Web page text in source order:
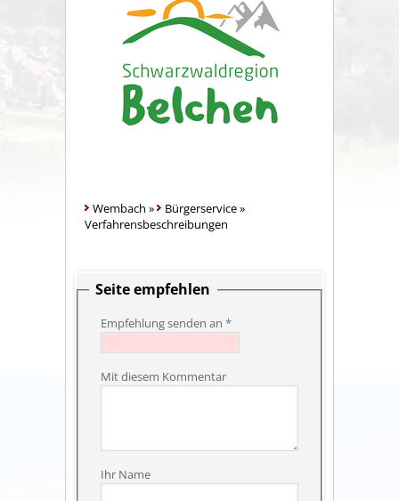
Wembach » Bürgerservice»
Verfahrensbeschreibungen
Seite empfehlen
Empfehlung senden an *
Mit diesem Kommentar
Ihr Name